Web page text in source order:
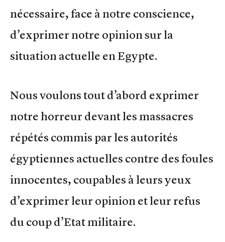
nécessaire, face à notre conscience,
d’exprimer notre opinion sur la
situation actuelle en Egypte.
Nous voulons tout d’abord exprimer
notre horreur devant les massacres
répétés commis par les autorités
égyptiennes actuelles contre des foules
innocentes, coupables à leurs yeux
d’exprimer leur opinion et leur refus
du coup d’Etat militaire.